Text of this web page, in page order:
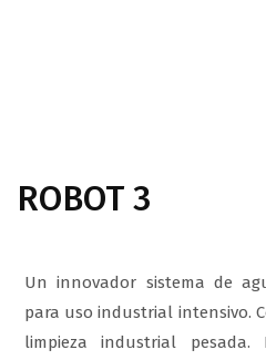
ROBOT 3
Un innovador sistema de
para uso industrial intensivo.
limpieza industrial pesada.